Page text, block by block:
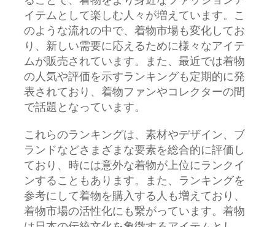
イテムとして楽しむ人々が増えています。こ
のような流れの中で、着物市場も変化してお
り、新しい需要に応えるために様々なアイテ
ムが販売されています。また、最近では着物
の人気や評価を示すランキングも定期的に発
表されており、着物ファンやコレクターの間
で話題となっています。
これらのランキングは、素材やデザイン、ブ
ランドなどさまざまな要素を総合的に評価し
ており、時には意外な着物が上位にランクイ
ンすることもあります。また、ランキングを
参考にして着物を購入する人も増えており、
着物市場の活性化にも繋がっています。着物